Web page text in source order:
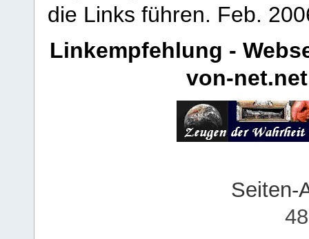
die Links führen. Feb.
Linkempfehlung -
von-net.net
Seiten-